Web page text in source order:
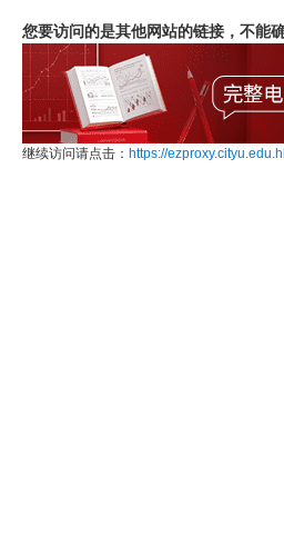
您要访问的是其他网站的链接，不能
继续访问请点击： https://